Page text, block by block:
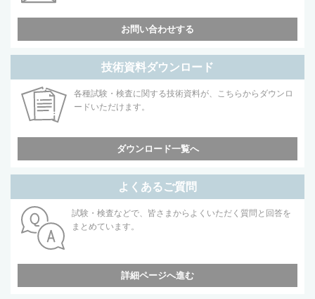
お問い合わせする
技術資料ダウンロード
各種試験・検査に関する技術資料が、こちらからダウンロ
ードいただけます。
ダウンロード一覧へ
よくあるご質問
試験・検査などで、皆さまからよくいただく質問と回答を
まとめています。
詳細ページへ進む